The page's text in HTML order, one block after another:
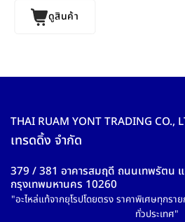
ดูสินค้า
THAI RUAM YONT TRADING CO.,
เทรดดิ้ง จำกัด
379 / 381 อาคารสมฤดี ถนนเทพรัตน แ
กรุงเทพมหานคร 10260
"อะไหล่แท้จากยุโรปโดยตรง ราคาพิเศษทุกรา
ทั่วประเทศ"